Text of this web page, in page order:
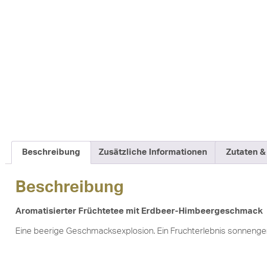
Beschreibung Zusätzliche Informationen Zutaten
Beschreibung
Aromatisierter Früchtetee mit Erdbeer-Himbeergeschmack
Eine beerige Geschmacksexplosion. Ein Fruchterlebnis